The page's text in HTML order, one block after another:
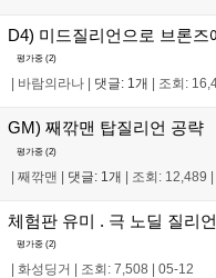
D4) 미드질리언으로 브론즈
평가중 (2)
바람의라나 댓글: 1개 조회:
GM) 째깎맨 탑질리언 공략
평가중 (2)
| 째깎맨 | 댓글: 1개 | 조회: 12,489 |
체험판 유미 . 극 노딜 질리언
평가중 (2)
화성딩거 조회: 7,508 05-12